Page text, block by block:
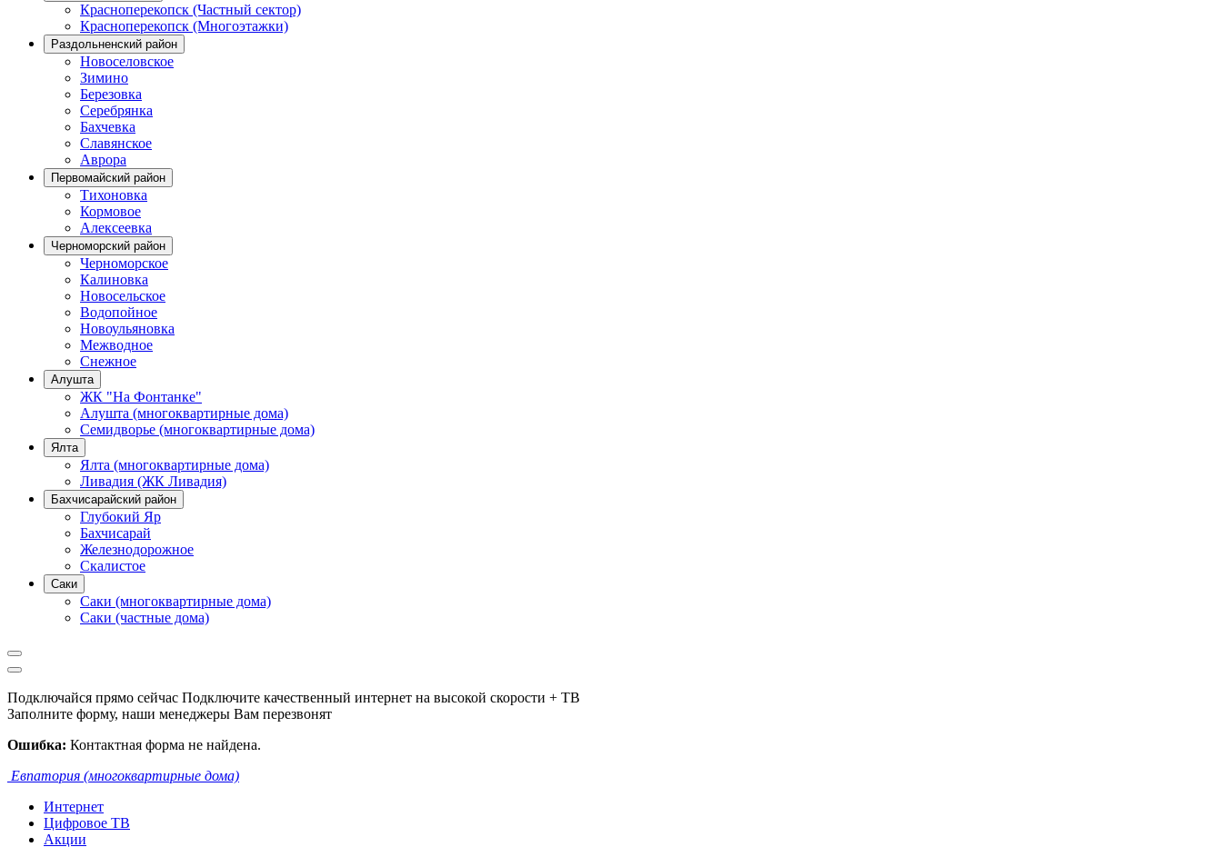
Красноперекопск (Частный сектор)
Красноперекопск (Многоэтажки)
Раздольненский район
Новоселовское
Зимино
Березовка
Серебрянка
Бахчевка
Славянское
Аврора
Первомайский район
Тихоновка
Кормовое
Алексеевка
Черноморский район
Черноморское
Калиновка
Новосельское
Водопойное
Новоульяновка
Межводное
Снежное
Алушта
ЖК "На Фонтанке"
Алушта (многоквартирные дома)
Семидворье (многоквартирные дома)
Ялта
Ялта (многоквартирные дома)
Ливадия (ЖК Ливадия)
Бахчисарайский район
Глубокий Яр
Бахчисарай
Железнодорожное
Скалистое
Саки
Саки (многоквартирные дома)
Саки (частные дома)
Подключайся прямо сейчас Подключите качественный интернет на высокой скорости + ТВ
Заполните форму, наши менеджеры Вам перезвонят
Ошибка: Контактная форма не найдена.
Евпатория (многоквартирные дома)
Интернет
Цифровое ТВ
Акции